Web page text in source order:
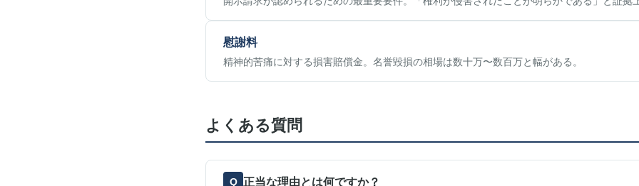
慰謝料
精神的苦痛に対する損害賠償金。名誉毀損の相場は数十万〜数百万と幅がある。
よくある質問
正当な理由とは何ですか？